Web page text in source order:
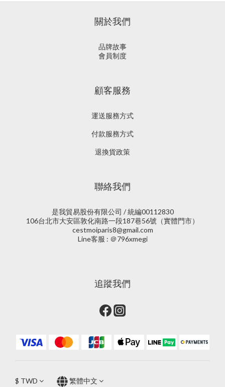
關於我們
品牌故事
會員制度
顧客服務
運送服務方式
付款服務方式
退換貨政策
聯絡我們
是我貿易股份有限公司 / 統編00112830
106台北市大安區敦化南路一段187巷56號（實體門市）
cestmoiparis8@gmail.com
Line客服 : ＠796xmegi
追蹤我們
$ TWD 繁體中文